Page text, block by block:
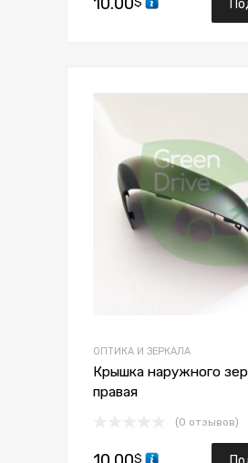
ОПТИКА И ЗЕРКАЛА
Крышка наружного
правая
(0 отзывов)
$